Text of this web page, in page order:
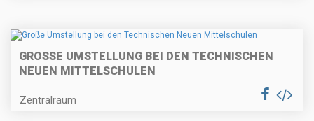
GROSSE UMSTELLUNG BEI DEN TECHNISCHEN N
EUEN MITTELSCHULEN
Zentralraum